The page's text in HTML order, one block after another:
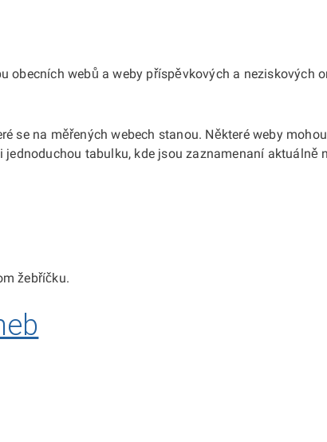
obecních webů a weby příspěvkových a neziskových
se na měřených webech stanou. Některé weby
tabulku, kde jsou zaznamenaní
žebříčku.